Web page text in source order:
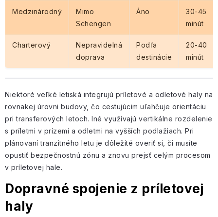
Medzinárodný
Mimo
Schengen
Áno
30-45
minút
Charterový
Nepravidelná
doprava
Podľa
destinácie
20-40
minút
Niektoré veľké letiská integrujú príletové a odletové haly na
rovnakej úrovni budovy, čo cestujúcim uľahčuje orientáciu
pri transferových letoch. Iné využívajú vertikálne rozdelenie
s príletmi v prízemí a odletmi na vyšších podlažiach. Pri
plánovaní tranzitného letu je dôležité overiť si, či musíte
opustiť bezpečnostnú zónu a znovu prejsť celým procesom
v príletovej hale.
Dopravné spojenie z príletovej
haly